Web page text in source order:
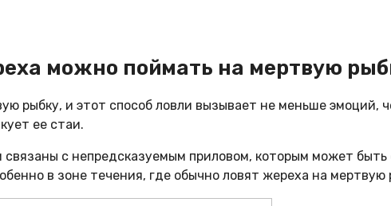
можно поймать на мертвую
рыбку, и этот способ ловли вызывает не меньше эмоций,
ее стаи.
с непредсказуемым приловом, которым может
в зоне течения, где обычно ловят жереха на мертвую